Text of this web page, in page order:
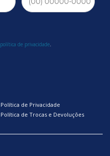
Política de Privacidade
Política de Trocas e Devoluções
política de privacidade.